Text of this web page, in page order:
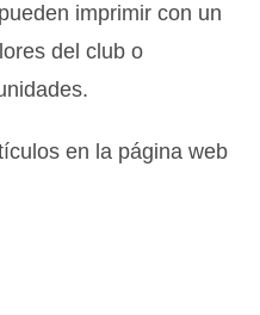
imprimir con un
del club o
en la página web